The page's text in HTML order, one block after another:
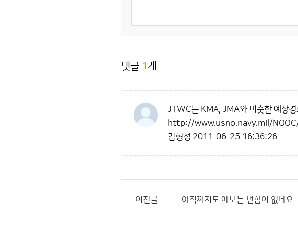
댓글 1 개
JTWC는 KMA, JMA와 비슷한 예상경
http://www.usno.navy.mil/
김형성 2011-06-25 16:36:26
이전글 아직까지도 예보는 변함이 없네요